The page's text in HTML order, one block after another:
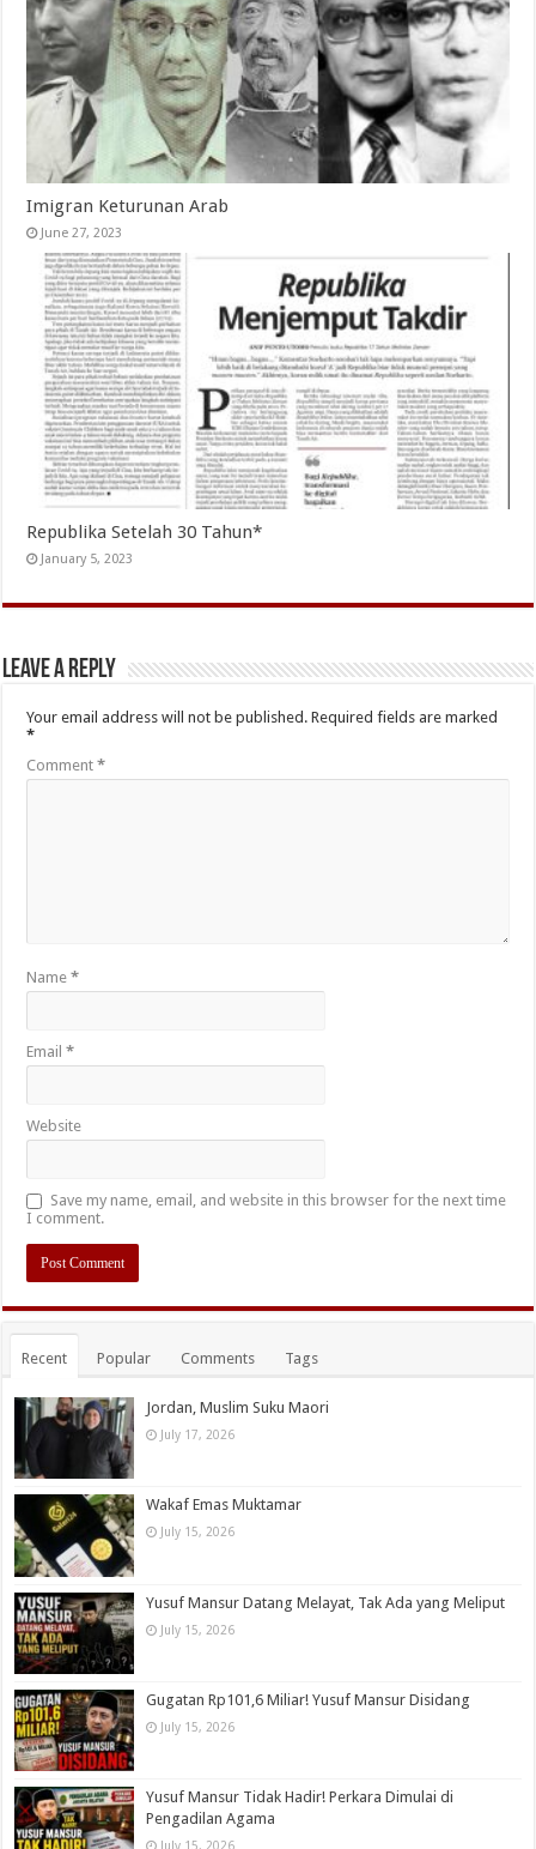
Imigran Keturunan Arab
June 27, 2023
Republika Setelah 30 Tahun*
January 5, 2023
Leave a Reply
Your email address will not be published. Required fields are marked
*
Comment*
Name*
Email*
Website
Save my name, email, and website in this browser for the next time
I comment.
Recent Popular Comments Tags
Jordan, Muslim Suku Maori
July 17, 2026
Wakaf Emas Muktamar
July 15, 2026
Yusuf Mansur Datang Melayat, Tak Ada yang Meliput
July 15, 2026
Gugatan Rp101,6 Miliar! Yusuf Mansur Disidang
July 15, 2026
Yusuf Mansur Tidak Hadir! Perkara Dimulai di
Pengadilan Agama
July 15, 2026